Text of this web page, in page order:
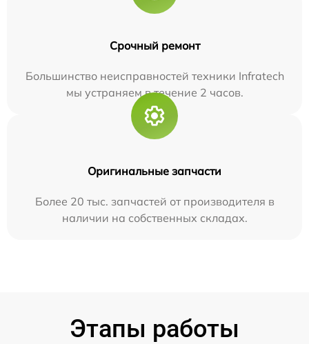
Срочный ремонт
Большинство неисправностей техники Infratech
мы устраняем в течение 2 часов.
Оригинальные запчасти
Более 20 тыс. запчастей от производителя в
наличии на собственных складах.
Этапы работы